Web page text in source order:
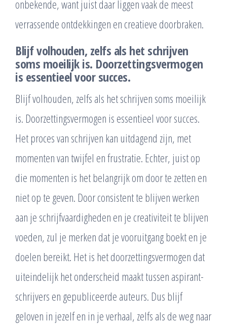
onbekende, want juist daar liggen vaak de meest
verrassende ontdekkingen en creatieve doorbraken.
Blijf volhouden, zelfs als het schrijven
soms moeilijk is. Doorzettingsvermogen
is essentieel voor succes.
Blijf volhouden, zelfs als het schrijven soms moeilijk
is. Doorzettingsvermogen is essentieel voor succes.
Het proces van schrijven kan uitdagend zijn, met
momenten van twijfel en frustratie. Echter, juist op
die momenten is het belangrijk om door te zetten en
niet op te geven. Door consistent te blijven werken
aan je schrijfvaardigheden en je creativiteit te blijven
voeden, zul je merken dat je vooruitgang boekt en je
doelen bereikt. Het is het doorzettingsvermogen dat
uiteindelijk het onderscheid maakt tussen aspirant-
schrijvers en gepubliceerde auteurs. Dus blijf
geloven in jezelf en in je verhaal, zelfs als de weg naar